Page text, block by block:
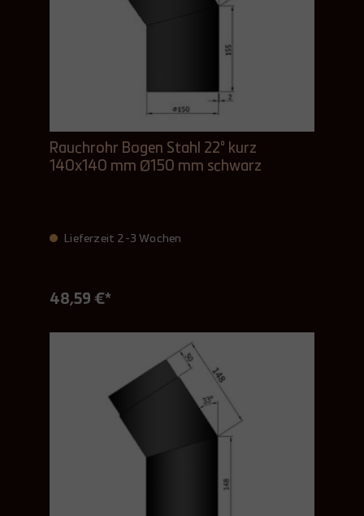
Rauchrohr Bogen Stahl 22° kurz
140x140 mm Ø150 mm schwarz
Lieferzeit 2-3 Wochen
48,59 €*